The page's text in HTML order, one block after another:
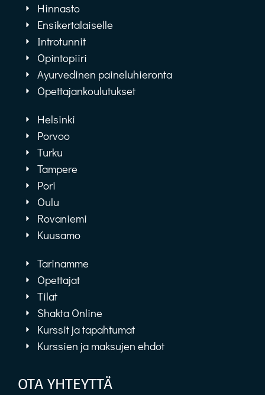
Hinnasto
Ensikertalaiselle
Introtunnit
Opintopiiri
Ayurvedinen paineluhieronta
Opettajankoulutukset
Helsinki
Porvoo
Turku
Tampere
Pori
Oulu
Rovaniemi
Kuusamo
Tarinamme
Opettajat
Tilat
Shakta Online
Kurssit ja tapahtumat
Kurssien ja maksujen ehdot
OTA YHTEYTTÄ